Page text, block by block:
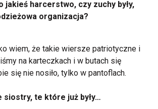
jakieś harcerstwo, czy zuchy były,
organizacja?
wiem, że takie wiersze patriotyczne i
na karteczkach i w butach się
się nie nosiło, tylko w pantoflach.
siostry, te które już były…